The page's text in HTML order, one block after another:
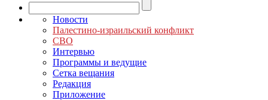
Новости
Палестино-израильский конфликт
СВО
Интервью
Программы и ведущие
Сетка вещания
Редакция
Приложение